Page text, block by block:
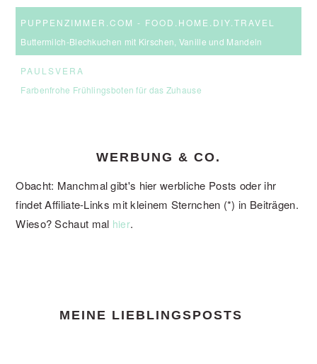
PUPPENZIMMER.COM - FOOD.HOME.DIY.TRAVEL
Buttermilch-Blechkuchen mit Kirschen, Vanille und Mandeln
PAULSVERA
Farbenfrohe Frühlingsboten für das Zuhause
WERBUNG & CO.
Obacht: Manchmal gibt's hier werbliche Posts oder ihr
findet Affiliate-Links mit kleinem Sternchen (*) in Beiträgen.
Wieso? Schaut mal hier.
MEINE LIEBLINGSPOSTS